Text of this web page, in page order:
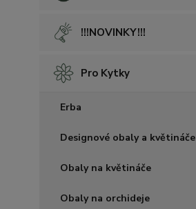
!!!NOVINKY!!!
Pro Kytky
Erba
Designové obaly a květináče
Obaly na květináče
Obaly na orchideje